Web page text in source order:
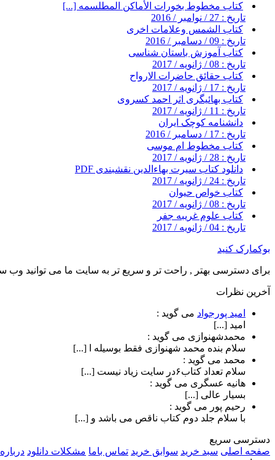
کتاب مخطوط بخورات الأماکن المطلسمه [...]
تاریخ : 27 / نوامبر / 2016
کتاب الشمس وعلامات اخرى
تاریخ : 09 / دسامبر / 2016
کتاب آموزش باستان شناسی
تاریخ : 08 / ژانویه / 2017
کتاب حقائق حاضرات الارواح
تاریخ : 17 / ژانویه / 2017
کتاب بهائیگری اثر احمد کسروی
تاریخ : 11 / ژانویه / 2017
دانشنامه کوچک ایران
تاریخ : 17 / دسامبر / 2016
کتاب مخطوط ام موسی
تاریخ : 28 / ژانویه / 2017
دانلود کتاب سیرت بهاءالدین نقشبندی PDF
تاریخ : 24 / ژانویه / 2017
کتاب خواص حیوان
تاریخ : 08 / ژانویه / 2017
کتاب علوم غریبه جفر
تاریخ : 04 / ژانویه / 2017
بوکمارک کنید
برای دسترسی بهتر , راحت تر و سریع تر به سایت ما می توانید وب
آخرین نظرات
امید پورجواد می گوید :
امید [...]
محمدشهنوازی می گوید :
سلام بنده محمد شهنوازی فقط بوسیله ا [...]
محمد می گوید :
سلام تعداد کتاب۶در سایت زیاد نیست [...]
هانیه عسگری می گوید :
بسیار عالی [...]
رحیم پور می گوید :
با سلام جلد دوم کتاب ناقص می باشد و [...]
دسترسی سریع
صفحه اصلی سبد خرید سوابق خرید تماس باما مشکلات دانلود